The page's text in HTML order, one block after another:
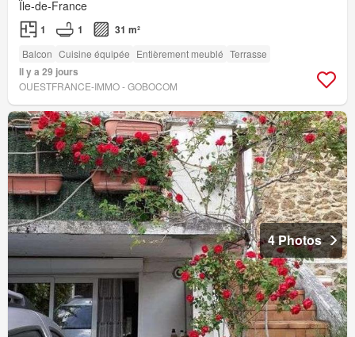
Île-de-France
1 1 31 m²
Balcon Cuisine équipée Entièrement meublé Terrasse
Il y a 29 jours
OUESTFRANCE-IMMO - GOBOCOM
4 Photos